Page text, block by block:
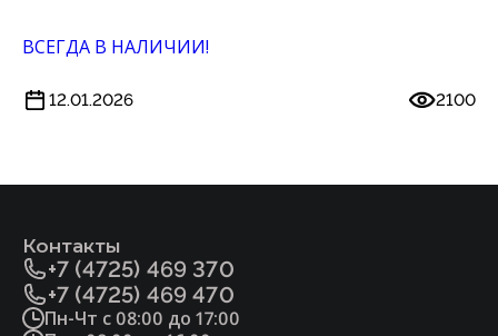
ВСЕГДА В НАЛИЧИИ!
12.01.2026 2100
Контакты
+7 (4725) 469 370
+7 (4725) 469 470
Пн-Чт с 08:00 до 17:00